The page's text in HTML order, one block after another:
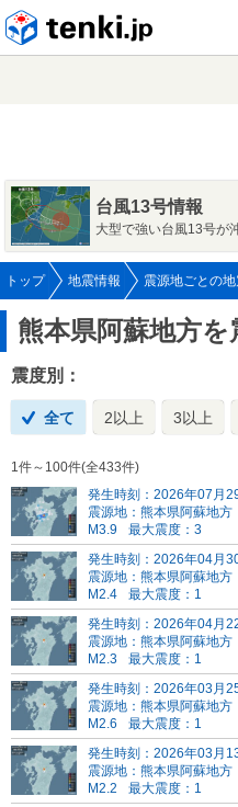
台風13号情報
大型で強い台風13号が
トップ 地震情報 震源地ごとの
熊本県阿蘇地方
震度別：
全て 2以上 3以上
1件～100件(全433件)
発生時刻：2026年07月
震源地：熊本県阿蘇地方
M3.9
最大震度：3
発生時刻：2026年04月
震源地：熊本県阿蘇地方
M2.4
最大震度：1
発生時刻：2026年04月
震源地：熊本県阿蘇地方
M2.3
最大震度：1
発生時刻：2026年03月
震源地：熊本県阿蘇地方
M2.6
最大震度：1
発生時刻：2026年03月
震源地：熊本県阿蘇地方
M2.2
最大震度：1